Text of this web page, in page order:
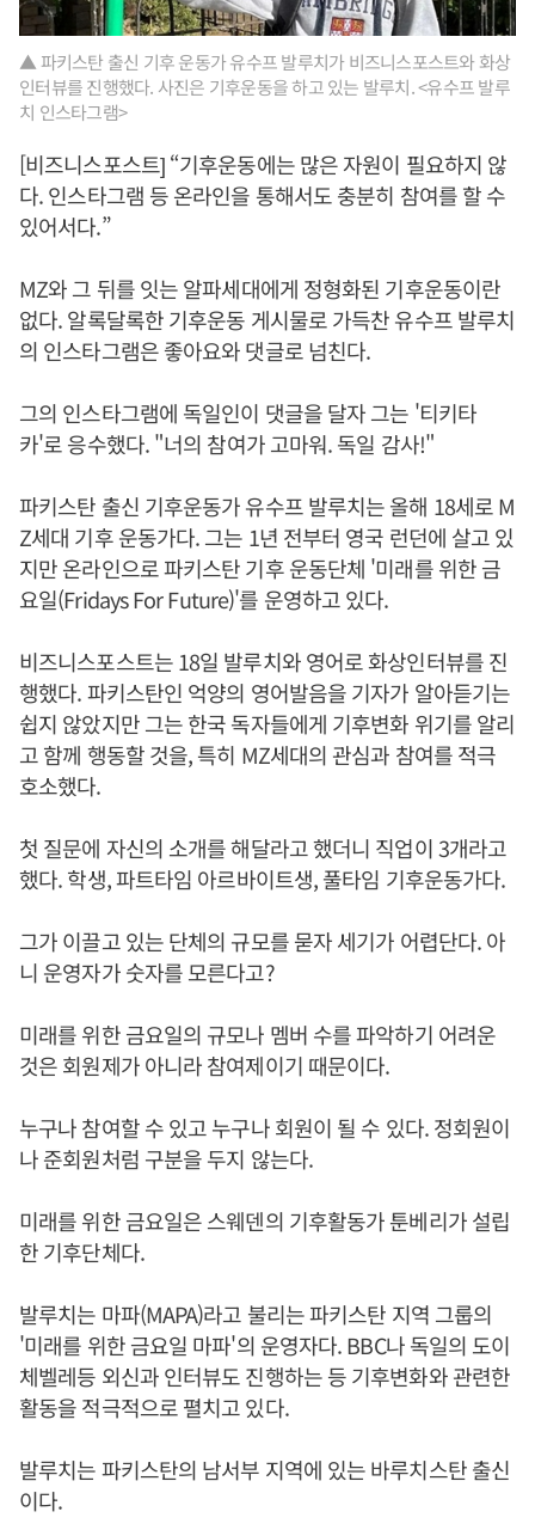
▲ 파키스탄 출신 기후 운동가 유수프 발루치가 비즈니스포스트와 화상
인터뷰를 진행했다. 사진은 기후운동을 하고 있는 발루치. <유수프 발루
치 인스타그램>
[비즈니스포스트] “기후운동에는 많은 자원이 필요하지 않
다. 인스타그램 등 온라인을 통해서도 충분히 참여를 할 수
있어서다.”
MZ와 그 뒤를 잇는 알파세대에게 정형화된 기후운동이란
없다. 알록달록한 기후운동 게시물로 가득찬 유수프 발루치
의 인스타그램은 좋아요와 댓글로 넘친다.
그의 인스타그램에 독일인이 댓글을 달자 그는 '티키타
카'로 응수했다. "너의 참여가 고마워. 독일 감사!"
파키스탄 출신 기후운동가 유수프 발루치는 올해 18세로 M
Z세대 기후 운동가다. 그는 1년 전부터 영국 런던에 살고 있
지만 온라인으로 파키스탄 기후 운동단체 '미래를 위한 금
요일(Fridays For Future)'를 운영하고 있다.
비즈니스포스트는 18일 발루치와 영어로 화상인터뷰를 진
행했다. 파키스탄인 억양의 영어발음을 기자가 알아듣기는
쉽지 않았지만 그는 한국 독자들에게 기후변화 위기를 알리
고 함께 행동할 것을, 특히 MZ세대의 관심과 참여를 적극
호소했다.
첫 질문에 자신의 소개를 해달라고 했더니 직업이 3개라고
했다. 학생, 파트타임 아르바이트생, 풀타임 기후운동가다.
그가 이끌고 있는 단체의 규모를 묻자 세기가 어렵단다. 아
니 운영자가 숫자를 모른다고?
미래를 위한 금요일의 규모나 멤버 수를 파악하기 어려운
것은 회원제가 아니라 참여제이기 때문이다.
누구나 참여할 수 있고 누구나 회원이 될 수 있다. 정회원이
나 준회원처럼 구분을 두지 않는다.
미래를 위한 금요일은 스웨덴의 기후활동가 툰베리가 설립
한 기후단체다.
발루치는 마파(MAPA)라고 불리는 파키스탄 지역 그룹의
'미래를 위한 금요일 마파'의 운영자다. BBC나 독일의 도이
체벨레등 외신과 인터뷰도 진행하는 등 기후변화와 관련한
활동을 적극적으로 펼치고 있다.
발루치는 파키스탄의 남서부 지역에 있는 바루치스탄 출신
이다.